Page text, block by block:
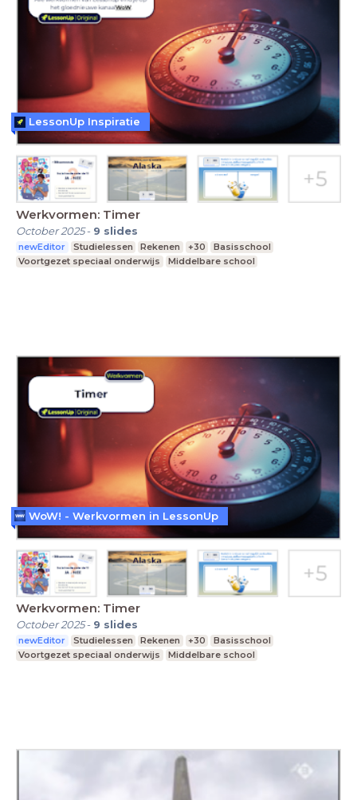
Werkvormen: Timer
October 2025- 9 slides
newEditor Studielessen Rekenen +30
Basisschool
Voortgezet speciaal onderwijs
Middelbare school
LessonUp Inspiratie
Werkvormen: Timer
October 2025- 9 slides
newEditor Studielessen Rekenen +30
Basisschool
Voortgezet speciaal onderwijs
Middelbare school
WoW! - Werkvormen in LessonUp